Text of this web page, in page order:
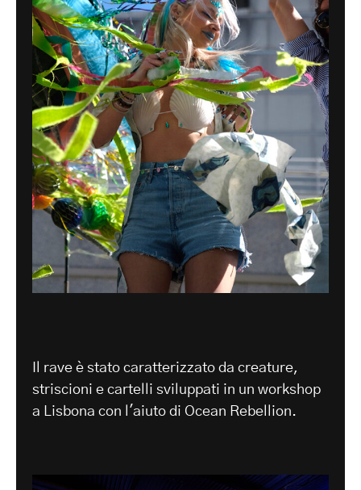
Il rave è stato caratterizzato da creature,
striscioni e cartelli sviluppati in un workshop
a Lisbona con l'aiuto di Ocean Rebellion.